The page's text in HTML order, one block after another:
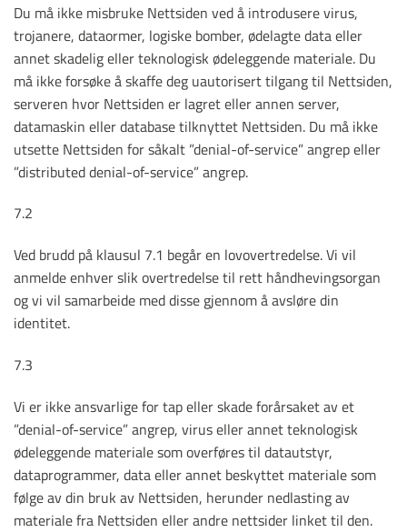
Du må ikke misbruke Nettsiden ved å introdusere virus,
trojanere, dataormer, logiske bomber, ødelagte data eller
annet skadelig eller teknologisk ødeleggende materiale. Du
må ikke forsøke å skaffe deg uautorisert tilgang til Nettsiden,
serveren hvor Nettsiden er lagret eller annen server,
datamaskin eller database tilknyttet Nettsiden. Du må ikke
utsette Nettsiden for såkalt ”denial-of-service” angrep eller
”distributed denial-of-service” angrep.
7.2
Ved brudd på klausul 7.1 begår en lovovertredelse. Vi vil
anmelde enhver slik overtredelse til rett håndhevingsorgan
og vi vil samarbeide med disse gjennom å avsløre din
identitet.
7.3
Vi er ikke ansvarlige for tap eller skade forårsaket av et
”denial-of-service” angrep, virus eller annet teknologisk
ødeleggende materiale som overføres til datautstyr,
dataprogrammer, data eller annet beskyttet materiale som
følge av din bruk av Nettsiden, herunder nedlasting av
materiale fra Nettsiden eller andre nettsider linket til den.